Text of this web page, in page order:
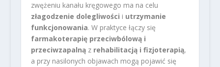
zwężeniu kanału kręgowego ma na celu
złagodzenie dolegliwości i utrzymanie
funkcjonowania. W praktyce łączy się
farmakoterapię przeciwbólową i
przeciwzapalnąz rehabilitacją i fizjoterapią,
a przy nasilonych objawach mogą pojawić się